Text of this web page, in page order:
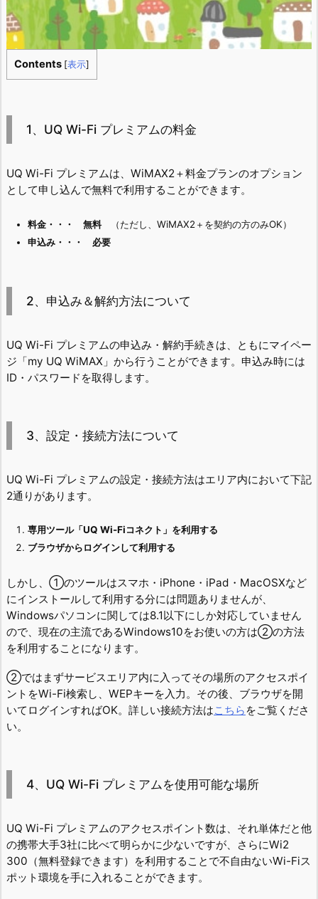
Contents [表示]
1、UQ Wi-Fi プレミアムの料金
UQ Wi-Fi プレミアムは、WiMAX2＋料金プランのオプション
として申し込んで無料で利用することができます。
料金・・・ 無料（ただし、WiMAX2＋を契約の方のみOK）
申込み・・・ 必要
2、申込み＆解約方法について
UQ Wi-Fi プレミアムの申込み・解約手続きは、ともにマイペー
ジ「my UQ WiMAX」から行うことができます。申込み時には
ID・パスワードを取得します。
3、設定・接続方法について
UQ Wi-Fi プレミアムの設定・接続方法はエリア内において下記
2通りがあります。
専用ツール「UQ Wi-Fiコネクト」を利用する
ブラウザからログインして利用する
しかし、①のツールはスマホ・iPhone・iPad・MacOSXなど
にインストールして利用する分には問題ありませんが、
Windowsパソコンに関しては8.1以下にしか対応していません
ので、現在の主流であるWindows10をお使いの方は②の方法
を利用することになります。
②ではまずサービスエリア内に入ってその場所のアクセスポイ
ントをWi-Fi検索し、WEPキーを入力。その後、ブラウザを開
いてログインすればOK。詳しい接続方法はこちら をご覧くださ
い。
4、UQ Wi-Fi プレミアムを使用可能な場所
UQ Wi-Fi プレミアムのアクセスポイント数は、それ単体だと他
の携帯大手3社に比べて明らかに少ないですが、さらにWi2
300（無料登録できます）を利用することで不自由ないWi-Fiス
ポット環境を手に入れることができます。